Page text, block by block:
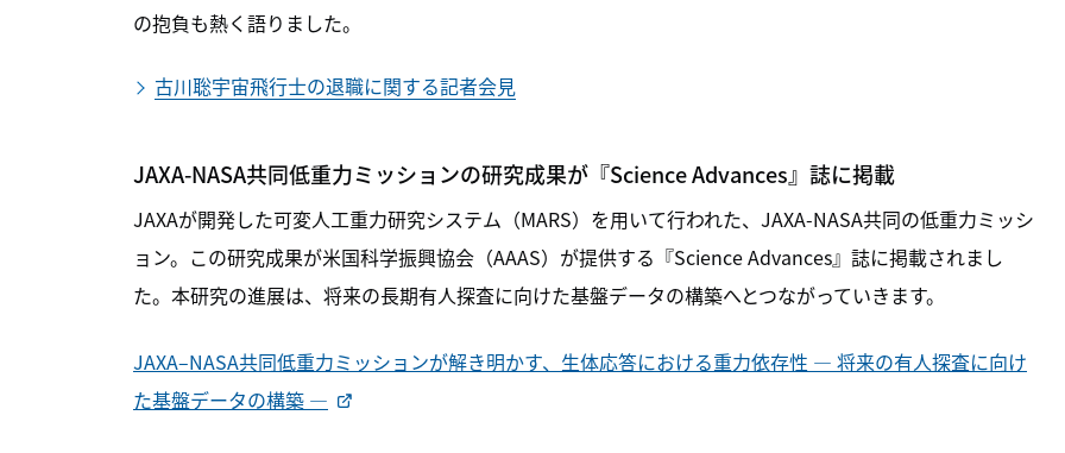
の抱負も熱く語りました。
古川聡宇宙飛行士の退職に関する記者会見
JAXA-NASA共同低重力ミッションの研究成果が『Science Advances』誌に掲載
JAXAが開発した可変人工重力研究システム（MARS）を用いて行われた、JAXA-NASA共同の低重力ミッシ
ョン。この研究成果が米国科学振興協会（AAAS）が提供する『Science Advances』誌に掲載されまし
た。本研究の進展は、将来の長期有人探査に向けた基盤データの構築へとつながっていきます。
JAXA–NASA共同低重力ミッションが解き明かす、生体応答における重力依存性 ― 将来の有人探査に向け
た基盤データの構築 ―